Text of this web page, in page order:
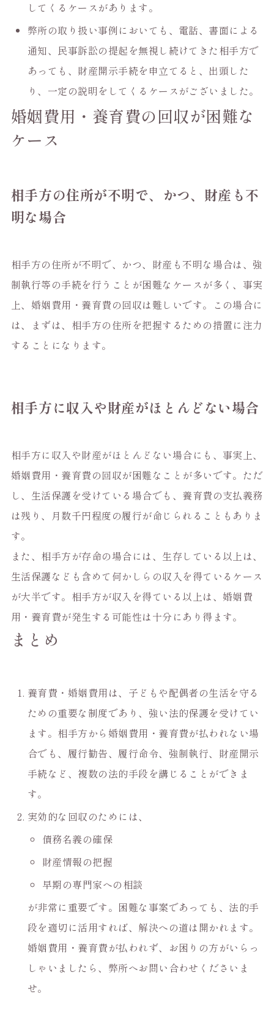
してくるケースがあります。
弊所の取り扱い事例においても、電話、書面による
通知、民事訴訟の提起を無視し続けてきた相手方で
あっても、財産開示手続を申立てると、出頭した
り、一定の説明をしてくるケースがございました。
婚姻費用・養育費の回収が困難な
ケース
相手方の住所が不明で、かつ、財産も不
明な場合
相手方の住所が不明で、かつ、財産も不明な場合は、強
制執行等の手続を行うことが困難なケースが多く、事実
上、婚姻費用・養育費の回収は難しいです。この場合に
は、まずは、相手方の住所を把握するための措置に注力
することになります。
相手方に収入や財産がほとんどない場合
相手方に収入や財産がほとんどない場合にも、事実上、
婚姻費用・養育費の回収が困難なことが多いです。ただ
し、生活保護を受けている場合でも、養育費の支払義務
は残り、月数千円程度の履行が命じられることもありま
す。
また、相手方が存命の場合には、生存している以上は、
生活保護なども含めて何かしらの収入を得ているケース
が大半です。相手方が収入を得ている以上は、婚姻費
用・養育費が発生する可能性は十分にあり得ます。
まとめ
養育費・婚姻費用は、子どもや配偶者の生活を守る
ための重要な制度であり、強い法的保護を受けてい
ます。相手方から婚姻費用・養育費が払われない場
合でも、履行勧告、履行命令、強制執行、財産開示
手続など、複数の法的手段を講じることができま
す。
実効的な回収のためには、
債務名義の確保
財産情報の把握
早期の専門家への相談
が非常に重要です。困難な事案であっても、法的手
段を適切に活用すれば、解決への道は開かれます。
婚姻費用・養育費が払われず、お困りの方がいらっ
しゃいましたら、弊所へお問い合わせくださいま
せ。